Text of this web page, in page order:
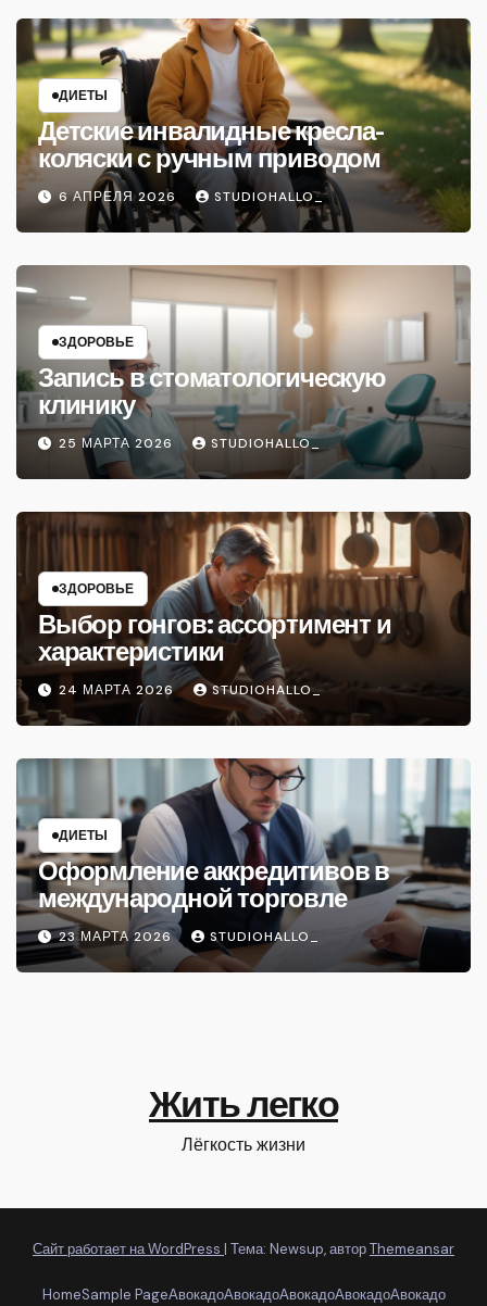
ДИЕТЫ
Детские инвалидные кресла-
коляски с ручным приводом
6 АПРЕЛЯ 2026 STUDIOHALLO_
ЗДОРОВЬЕ
Запись в стоматологическую
клинику
25 МАРТА 2026 STUDIOHALLO_
ЗДОРОВЬЕ
Выбор гонгов: ассортимент и
характеристики
24 МАРТА 2026 STUDIOHALLO_
ДИЕТЫ
Оформление аккредитивов в
международной торговле
23 МАРТА 2026 STUDIOHALLO_
Жить легко
Лёгкость жизни
Сайт работает на WordPress | Тема: Newsup, авторThemeansar
HomeSample PageАвокадоАвокадоАвокадоАвокадоАвокадо